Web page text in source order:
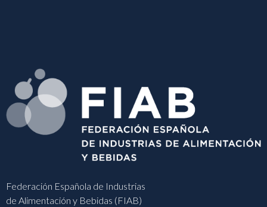
Federación Española de Industrias
de Alimentación y Bebidas (FIAB)